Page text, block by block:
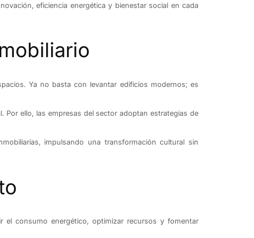
eficiencia energética y bienestar social en cada
Ya no basta con levantar edificios modernos; es
Por ello, las empresas del sector adoptan estrategias de
impulsando una transformación cultural sin
el consumo energético, optimizar recursos y fomentar